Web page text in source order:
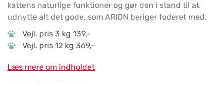
kattens naturlige funktioner og gør den i stand til at
udnytte alt det gode, som ARION beriger foderet med.
Vejl. pris 3 kg 139,-
Vejl. pris 12 kg 369,-
Læs mere om indholdet